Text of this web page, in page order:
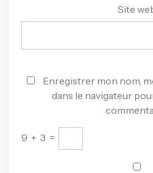
Site
Enregistrer mon nom,
dans le navigateur
9 + 3 =